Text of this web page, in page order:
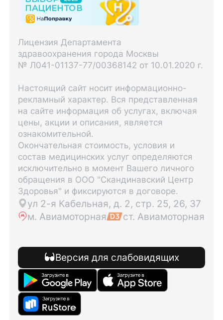
Лицензия Департамента
здравоохранения города Москвы
№ Л041-01137-77/00368142 от 10.01.2020 г.
Настоящий сайт носит информационно-
рекламный характер. Вся представленная
на сайте информация об услугах, включая
цены, акции и описания, является
ознакомительной.
Окончательная стоимость, условия и
состав медицинских услуг определяются
исключительно в момент Вашего личного
обращения в ООО "Скандинавский Центр
Здоровья" и фиксируются в договоре.
ул 2-я Кабельная, д. 2, стр. 25, 26, 37
м. Авиамоторная
ст. Авиамоторная
Версия для слабовидящих